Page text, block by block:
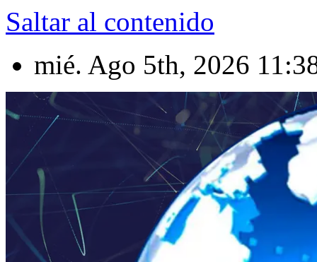
Saltar al contenido
mié. Ago 5th, 2026